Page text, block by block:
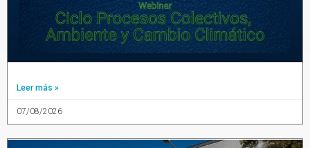
Leer más »
07/08/2026